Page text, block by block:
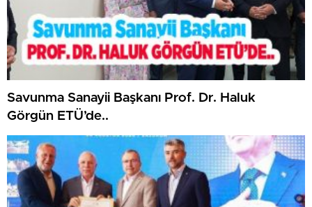
Savunma Sanayii Başkanı Prof. Dr. Haluk
Görgün ETÜ’de..